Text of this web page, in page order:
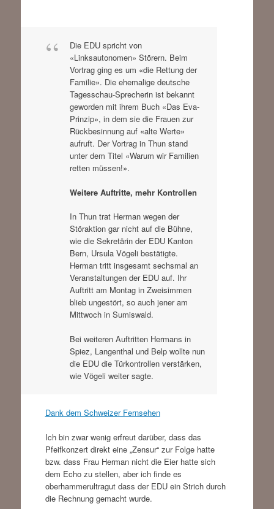
Die EDU spricht von
«Linksautonomen» Störern. Beim
Vortrag ging es um «die Rettung der
Familie». Die ehemalige deutsche
Tagesschau-Sprecherin ist bekannt
geworden mit ihrem Buch «Das Eva-
Prinzip», in dem sie die Frauen zur
Rückbesinnung auf «alte Werte»
aufruft. Der Vortrag in Thun stand
unter dem Titel «Warum wir Familien
retten müssen!».
Weitere Auftritte, mehr Kontrollen
In Thun trat Herman wegen der
Störaktion gar nicht auf die Bühne,
wie die Sekretärin der EDU Kanton
Bern, Ursula Vögeli bestätigte.
Herman tritt insgesamt sechsmal an
Veranstaltungen der EDU auf. Ihr
Auftritt am Montag in Zweisimmen
blieb ungestört, so auch jener am
Mittwoch in Sumiswald.
Bei weiteren Auftritten Hermans in
Spiez, Langenthal und Belp wollte nun
die EDU die Türkontrollen verstärken,
wie Vögeli weiter sagte.
Dank dem Schweizer Fernsehen
Ich bin zwar wenig erfreut darüber, dass das
Pfeifkonzert direkt eine „Zensur“ zur Folge hatte
bzw. dass Frau Herman nicht die Eier hatte sich
dem Echo zu stellen, aber ich finde es
oberhammerultragut dass der EDU ein Strich durch
die Rechnung gemacht wurde.